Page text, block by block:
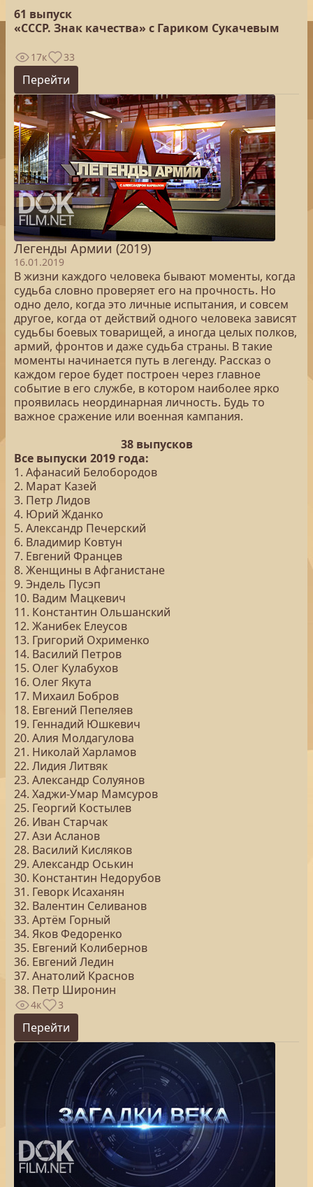
61 выпуск
«СССР. Знак качества» с Гариком Сукачевым
17к 33
Перейти
Легенды Армии (2019)
16.01.2019
В жизни каждого человека бывают моменты, когда
судьба словно проверяет его на прочность. Но
одно дело, когда это личные испытания, и совсем
другое, когда от действий одного человека зависят
судьбы боевых товарищей, а иногда целых полков,
армий, фронтов и даже судьба страны. В такие
моменты начинается путь в легенду. Рассказ о
каждом герое будет построен через главное
событие в его службе, в котором наиболее ярко
проявилась неординарная личность. Будь то
важное сражение или военная кампания.
38 выпусков
Все выпуски 2019 года:
1. Афанасий Белобородов
2. Марат Казей
3. Петр Лидов
4. Юрий Жданко
5. Александр Печерский
6. Владимир Ковтун
7. Евгений Францев
8. Женщины в Афганистане
9. Эндель Пусэп
10. Вадим Мацкевич
11. Константин Ольшанский
12. Жанибек Елеусов
13. Григорий Охрименко
14. Василий Петров
15. Олег Кулабухов
16. Олег Якута
17. Михаил Бобров
18. Евгений Пепеляев
19. Геннадий Юшкевич
20. Алия Молдагулова
21. Николай Харламов
22. Лидия Литвяк
23. Александр Солуянов
24. Хаджи-Умар Мамсуров
25. Георгий Костылев
26. Иван Старчак
27. Ази Асланов
28. Василий Кисляков
29. Александр Оськин
30. Константин Недорубов
31. Геворк Исаханян
32. Валентин Селиванов
33. Артём Горный
34. Яков Федоренко
35. Евгений Колибернов
36. Евгений Ледин
37. Анатолий Краснов
38. Петр Широнин
4к 3
Перейти